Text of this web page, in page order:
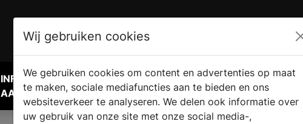
INFORMATIE
AANVRAGEN
VERKOOPLOCATIE
VINDEN
WEBSHOP
Wij gebruiken cookies
We gebruiken cookies om content en advertenties op maat
te maken, sociale mediafuncties aan te bieden en ons
websiteverkeer te analyseren. We delen ook informatie over
uw gebruik van onze site met onze social media-,